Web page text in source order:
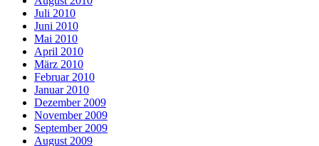
Juli 2010
Juni 2010
Mai 2010
April 2010
März 2010
Februar 2010
Januar 2010
Dezember 2009
November 2009
September 2009
August 2009